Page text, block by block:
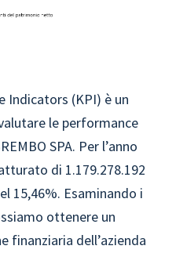
Indicators (KPI) è un
le performance
SPA. Per l’anno
di 1.179.278.192
15,46%. Esaminando i
ottenere un
finanziaria dell’azienda